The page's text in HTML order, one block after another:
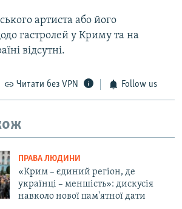
артиста або його
гастролей у Криму та на
відсутні.
Читати без VPN Follow us
ПРАВА ЛЮДИНИ
«Крим – єдиний регіон, де
українці – меншість»: дискусія
навколо нової пам'ятної дати